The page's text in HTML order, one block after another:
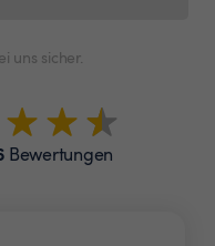
uns sicher.
Bewertungen